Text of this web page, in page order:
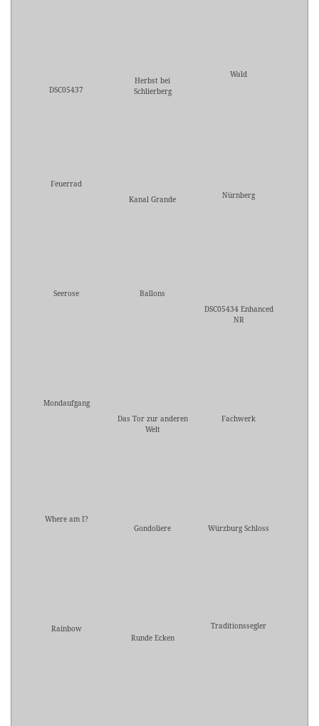
DSC05437
Herbst bei
Schlierberg
Wald
Feuerrad
Kanal Grande
Nürnberg
Seerose
Ballons
DSC05434 Enhanced
NR
Mondaufgang
Das Tor zur anderen
Welt
Fachwerk
Where am I?
Gondoliere
Würzburg Schloss
Rainbow
Runde Ecken
Traditionssegler